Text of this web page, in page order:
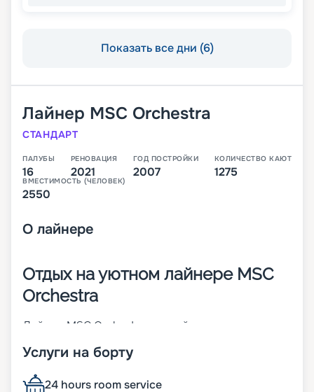
Показать все дни (6)
Лайнер MSC Orchestra
СТАНДАРТ
ПАЛУБЫ
16
РЕНОВАЦИЯ
2021
ГОД ПОСТРОЙКИ
2007
КОЛИЧЕСТВО КАЮТ
1275
ВМЕСТИМОСТЬ (ЧЕЛОВЕК)
2550
О лайнере
Отдых на уютном лайнере MSC
Orchestra
Лайнер MSC Orchestra – яркий представитель
через 10 лет претерпел реновацию. Корабль
продуманными дизайнами. На борту могут
Услуги на борту
24 hours room service